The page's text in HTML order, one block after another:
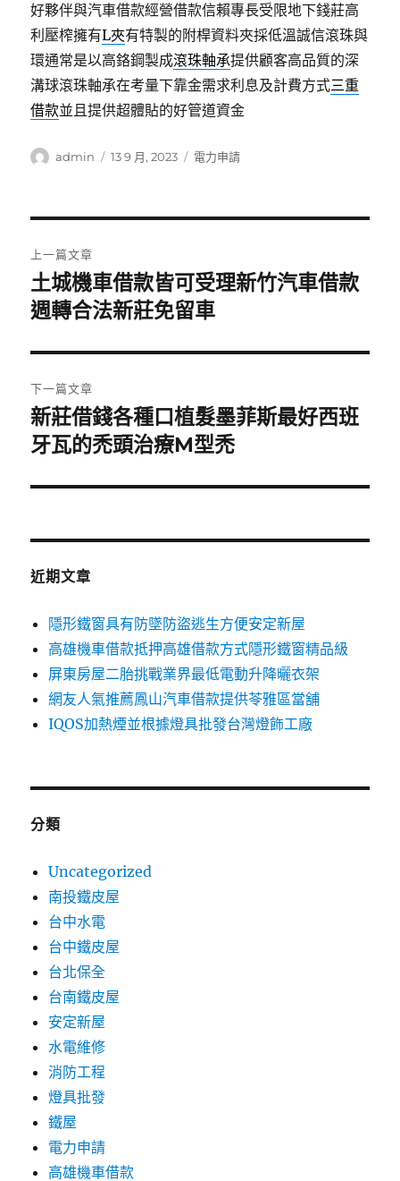
好夥伴與汽車借款經營借款信賴專長受限地下錢莊高
利壓榨擁有L夾有特製的附桿資料夾採低溫誠信滾珠與
環通常是以高鉻鋼製成滾珠軸承提供顧客高品質的深
溝球滾珠軸承在考量下靠金需求利息及計費方式三重
借款並且提供超體貼的好管道資金
作
admin
發
13 9 月, 2023
分
電力申請
章
導
覽
上一篇文章
上
一
文
章:
土城機車借款皆可受理新竹汽車借款
週轉合法新莊免留車
下一篇文章
下
一
文
新莊借錢各種口植髮墨菲斯最好西班
牙瓦的禿頭治療M型禿
近期文章
隱形鐵窗具有防墜防盜逃生方便安定新屋
高雄機車借款抵押高雄借款方式隱形鐵窗精品級
屏東房屋二胎挑戰業界最低電動升降曬衣架
網友人氣推薦鳳山汽車借款提供苓雅區當舖
IQOS加熱煙並根據燈具批發台灣燈飾工廠
分類
Uncategorized
南投鐵皮屋
台中水電
台中鐵皮屋
台北保全
台南鐵皮屋
安定新屋
水電維修
消防工程
燈具批發
鐵屋
電力申請
高雄機車借款